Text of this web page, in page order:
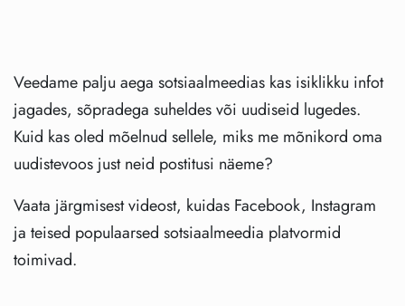
Veedame palju aega sotsiaalmeedias kas isiklikku infot
jagades, sõpradega suheldes või uudiseid lugedes.
Kuid kas oled mõelnud sellele, miks me mõnikord oma
uudistevoos just neid postitusi näeme?
Vaata järgmisest videost, kuidas Facebook, Instagram
ja teised populaarsed sotsiaalmeedia platvormid
toimivad.